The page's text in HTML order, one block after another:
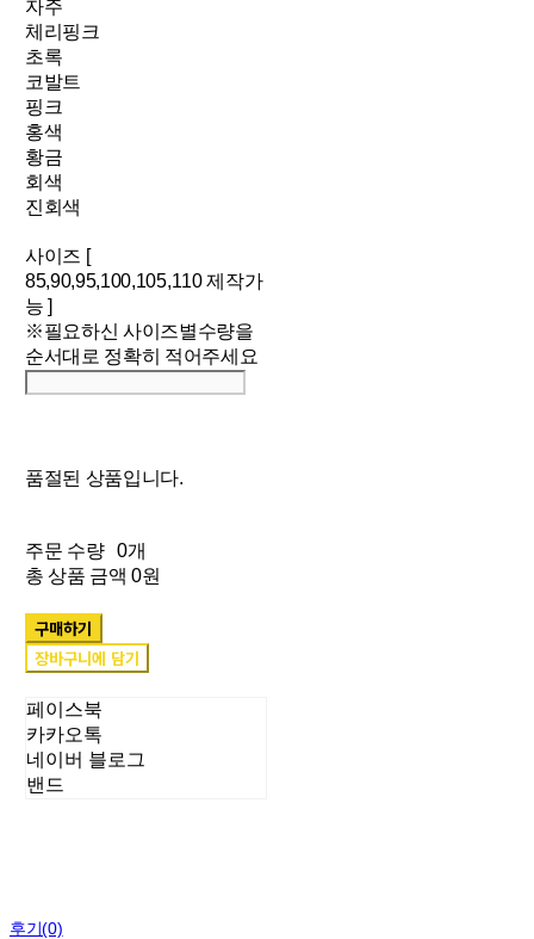
자주
체리핑크
초록
코발트
핑크
홍색
황금
회색
진회색
사이즈 [
85,90,95,100,105,110 제작가
능 ]
※필요하신 사이즈별수량을
순서대로 정확히 적어주세요
품절된 상품입니다.
주문 수량
0개
총 상품 금액 0원
구매하기
장바구니에 담기
페이스북
카카오톡
네이버 블로그
밴드
후기(0)